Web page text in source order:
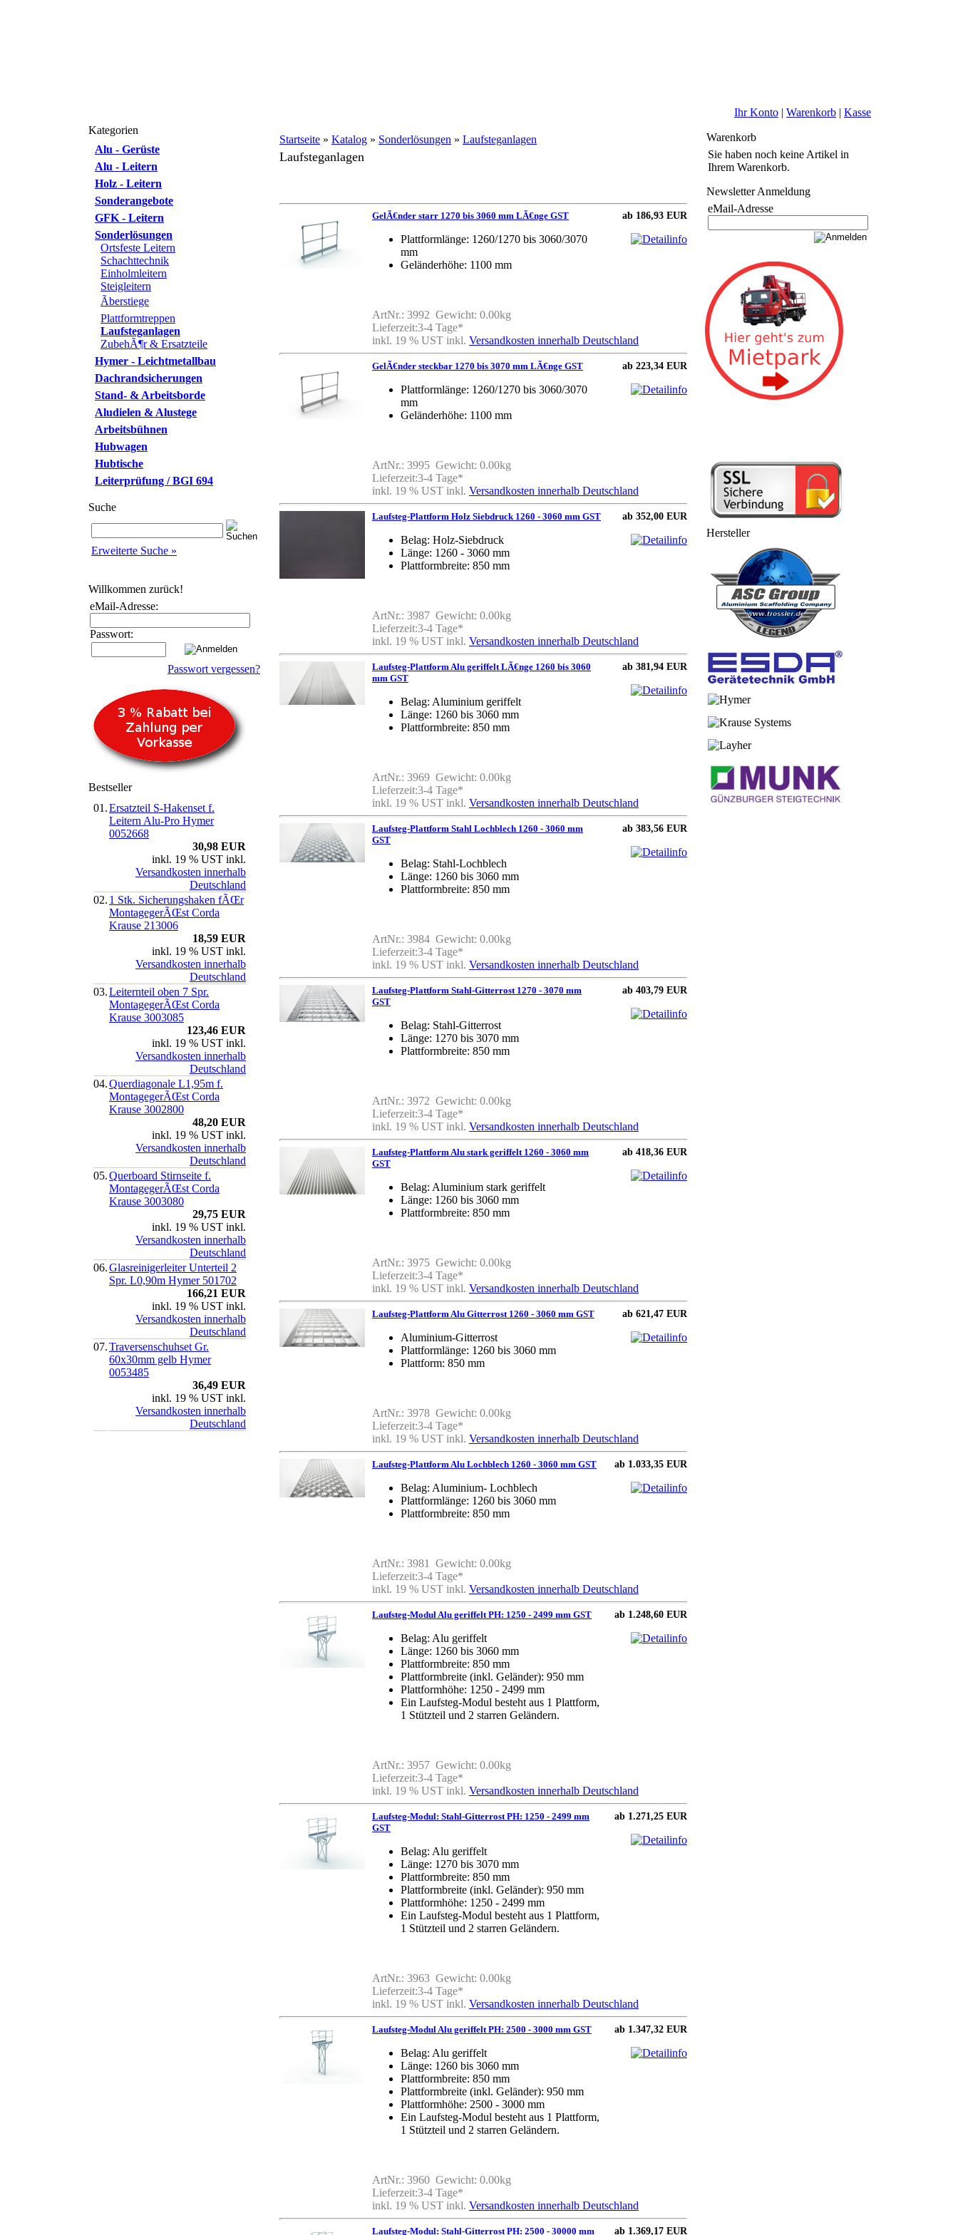
Ihr Konto | Warenkorb | Kasse
Kategorien
Alu - Gerüste
Alu - Leitern
Holz - Leitern
Sonderangebote
GFK - Leitern
Sonderlösungen
Ortsfeste Leitern
Schachttechnik
Einholmleitern
Steigleitern
Ãberstiege
Plattformtreppen
Laufsteganlagen
ZubehÃ¶r & Ersatzteile
Hymer - Leichtmetallbau
Dachrandsicherungen
Stand- & Arbeitsborde
Aludielen & Alustege
Arbeitsbühnen
Hubwagen
Hubtische
Leiterprüfung / BGI 694
Suche
Erweiterte Suche »
Willkommen zurück!
eMail-Adresse:
Passwort:
Passwort vergessen?
Bestseller
01.Ersatzteil S-Hakenset f.
Leitern Alu-Pro Hymer
0052668
30,98 EUR
inkl. 19 % UST inkl.
Versandkosten innerhalb
Deutschland
02. 1 Stk. Sicherungshaken fÃŒr
MontagegerÃŒst Corda
Krause 213006
18,59 EUR
inkl. 19 % UST inkl.
Versandkosten innerhalb
Deutschland
03.Leiternteil oben 7 Spr.
MontagegerÃŒst Corda
Krause 3003085
123,46 EUR
inkl. 19 % UST inkl.
Versandkosten innerhalb
Deutschland
04.Querdiagonale L1,95m f.
MontagegerÃŒst Corda
Krause 3002800
48,20 EUR
inkl. 19 % UST inkl.
Versandkosten innerhalb
Deutschland
05.Querboard Stirnseite f.
MontagegerÃŒst Corda
Krause 3003080
29,75 EUR
inkl. 19 % UST inkl.
Versandkosten innerhalb
Deutschland
06.Glasreinigerleiter Unterteil 2
Spr. L0,90m Hymer 501702
166,21 EUR
inkl. 19 % UST inkl.
Versandkosten innerhalb
Deutschland
07.Traversenschuhset Gr.
60x30mm gelb Hymer
0053485
36,49 EUR
inkl. 19 % UST inkl.
Versandkosten innerhalb
Deutschland
Startseite » Katalog » Sonderlösungen » Laufsteganlagen
Laufsteganlagen
GelÃ€nder starr 1270 bis 3060 mm LÃ€nge GST ab 186,93 EUR
Plattformlänge: 1260/1270 bis 3060/3070
mm
Geländerhöhe: 1100 mm
ArtNr.: 3992 Gewicht: 0.00kg
Lieferzeit:3-4 Tage*
inkl. 19 % UST inkl. Versandkosten innerhalb Deutschland
GelÃ€nder steckbar 1270 bis 3070 mm LÃ€nge GST ab 223,34 EUR
Plattformlänge: 1260/1270 bis 3060/3070
mm
Geländerhöhe: 1100 mm
ArtNr.: 3995 Gewicht: 0.00kg
Lieferzeit:3-4 Tage*
inkl. 19 % UST inkl. Versandkosten innerhalb Deutschland
Laufsteg-Plattform Holz Siebdruck 1260 - 3060 mm GST ab 352,00 EUR
Belag: Holz-Siebdruck
Länge: 1260 - 3060 mm
Plattformbreite: 850 mm
ArtNr.: 3987 Gewicht: 0.00kg
Lieferzeit:3-4 Tage*
inkl. 19 % UST inkl. Versandkosten innerhalb Deutschland
Laufsteg-Plattform Alu geriffelt LÃ€nge 1260 bis 3060
mm GST
ab 381,94 EUR
Belag: Aluminium geriffelt
Länge: 1260 bis 3060 mm
Plattformbreite: 850 mm
ArtNr.: 3969 Gewicht: 0.00kg
Lieferzeit:3-4 Tage*
inkl. 19 % UST inkl. Versandkosten innerhalb Deutschland
Laufsteg-Plattform Stahl Lochblech 1260 - 3060 mm
GST
ab 383,56 EUR
Belag: Stahl-Lochblech
Länge: 1260 bis 3060 mm
Plattformbreite: 850 mm
ArtNr.: 3984 Gewicht: 0.00kg
Lieferzeit:3-4 Tage*
inkl. 19 % UST inkl. Versandkosten innerhalb Deutschland
Laufsteg-Plattform Stahl-Gitterrost 1270 - 3070 mm
GST
ab 403,79 EUR
Belag: Stahl-Gitterrost
Länge: 1270 bis 3070 mm
Plattformbreite: 850 mm
ArtNr.: 3972 Gewicht: 0.00kg
Lieferzeit:3-4 Tage*
inkl. 19 % UST inkl. Versandkosten innerhalb Deutschland
Laufsteg-Plattform Alu stark geriffelt 1260 - 3060 mm
GST
ab 418,36 EUR
Belag: Aluminium stark geriffelt
Länge: 1260 bis 3060 mm
Plattformbreite: 850 mm
ArtNr.: 3975 Gewicht: 0.00kg
Lieferzeit:3-4 Tage*
inkl. 19 % UST inkl. Versandkosten innerhalb Deutschland
Laufsteg-Plattform Alu Gitterrost 1260 - 3060 mm GST ab 621,47 EUR
Aluminium-Gitterrost
Plattformlänge: 1260 bis 3060 mm
Plattform: 850 mm
ArtNr.: 3978 Gewicht: 0.00kg
Lieferzeit:3-4 Tage*
inkl. 19 % UST inkl. Versandkosten innerhalb Deutschland
Laufsteg-Plattform Alu Lochblech 1260 - 3060 mm GST ab 1.033,35 EUR
Belag: Aluminium- Lochblech
Plattformlänge: 1260 bis 3060 mm
Plattformbreite: 850 mm
ArtNr.: 3981 Gewicht: 0.00kg
Lieferzeit:3-4 Tage*
inkl. 19 % UST inkl. Versandkosten innerhalb Deutschland
Laufsteg-Modul Alu geriffelt PH: 1250 - 2499 mm GST ab 1.248,60 EUR
Belag: Alu geriffelt
Länge: 1260 bis 3060 mm
Plattformbreite: 850 mm
Plattformbreite (inkl. Geländer): 950 mm
Plattformhöhe: 1250 - 2499 mm
Ein Laufsteg-Modul besteht aus 1 Plattform,
1 Stützteil und 2 starren Geländern.
ArtNr.: 3957 Gewicht: 0.00kg
Lieferzeit:3-4 Tage*
inkl. 19 % UST inkl. Versandkosten innerhalb Deutschland
Laufsteg-Modul: Stahl-Gitterrost PH: 1250 - 2499 mm
GST
ab 1.271,25 EUR
Belag: Alu geriffelt
Länge: 1270 bis 3070 mm
Plattformbreite: 850 mm
Plattformbreite (inkl. Geländer): 950 mm
Plattformhöhe: 1250 - 2499 mm
Ein Laufsteg-Modul besteht aus 1 Plattform,
1 Stützteil und 2 starren Geländern.
ArtNr.: 3963 Gewicht: 0.00kg
Lieferzeit:3-4 Tage*
inkl. 19 % UST inkl. Versandkosten innerhalb Deutschland
Laufsteg-Modul Alu geriffelt PH: 2500 - 3000 mm GST ab 1.347,32 EUR
Belag: Alu geriffelt
Länge: 1260 bis 3060 mm
Plattformbreite: 850 mm
Plattformbreite (inkl. Geländer): 950 mm
Plattformhöhe: 2500 - 3000 mm
Ein Laufsteg-Modul besteht aus 1 Plattform,
1 Stützteil und 2 starren Geländern.
ArtNr.: 3960 Gewicht: 0.00kg
Lieferzeit:3-4 Tage*
inkl. 19 % UST inkl. Versandkosten innerhalb Deutschland
Laufsteg-Modul: Stahl-Gitterrost PH: 2500 - 30000 mm ab 1.369,17 EUR
Warenkorb
Sie haben noch keine Artikel in
Ihrem Warenkorb.
Newsletter Anmeldung
eMail-Adresse
Hersteller